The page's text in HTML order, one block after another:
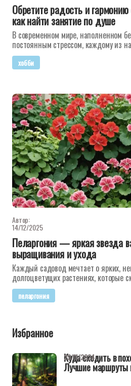
Обретите радость и
как найти занятие по душе
В современном мире, наполненном
постоянным стрессом, каждому из
хобби
Автор:
14/12/2025
Пеларгония — яркая звезда
выращивания и ухода
Каждый садовод мечтает о ярких,
долгоцветущих растениях, которые
пеларгония
Избранное
Куда сходить в
Лучшие маршруты
29/11/2024